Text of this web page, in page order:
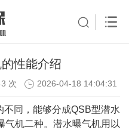
性能介绍
次 2026-04-18 14:04:31
同，能够分成QSB型潜水
气机二种。潜水曝气机用以